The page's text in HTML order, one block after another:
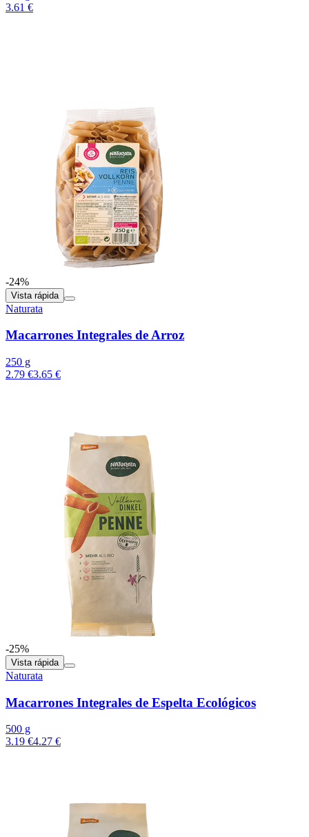
3.61 €
-24%
Vista rápida
Naturata
Macarrones Integrales de Arroz
250 g
2.79 €3.65 €
-25%
Vista rápida
Naturata
Macarrones Integrales de Espelta Ecológicos
500 g
3.19 €4.27 €